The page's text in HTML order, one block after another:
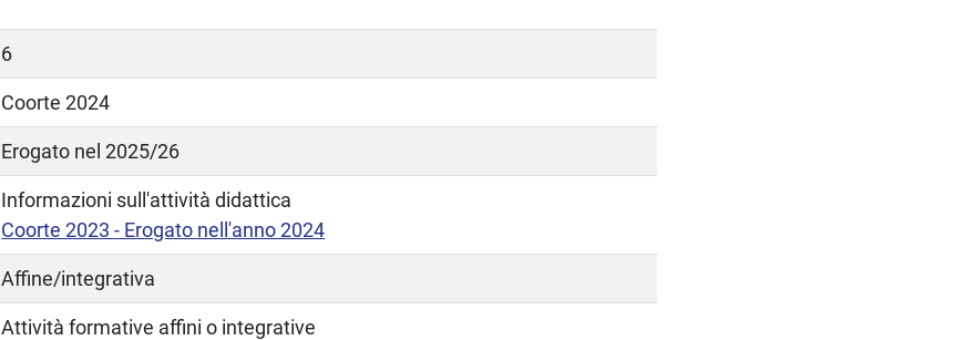
6
Coorte 2024
Erogato nel 2025/26
Informazioni sull'attività didattica
Coorte 2023 - Erogato nell'anno 2024
Affine/integrativa
Attività formative affini o integrative